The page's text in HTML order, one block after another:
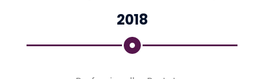
2018